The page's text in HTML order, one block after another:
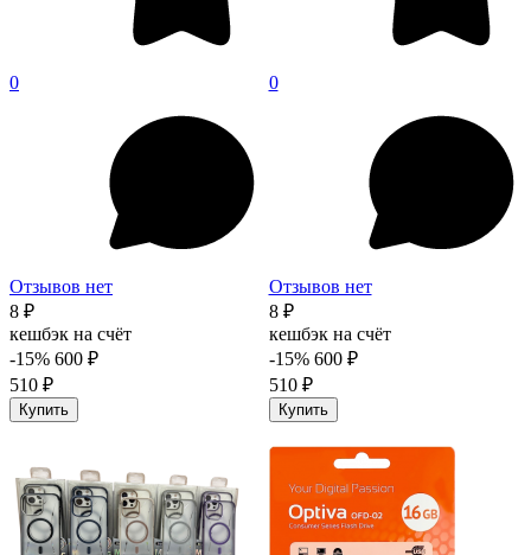
0
Отзывов нет
8 ₽
кешбэк на счёт
-15% 600 ₽
510 ₽
Купить
0
Отзывов нет
8 ₽
кешбэк на счёт
-15% 600 ₽
510 ₽
Купить